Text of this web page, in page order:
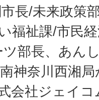
長/未来政策
福祉課/市民
部長、あん
神奈川西湘
会社ジェイ